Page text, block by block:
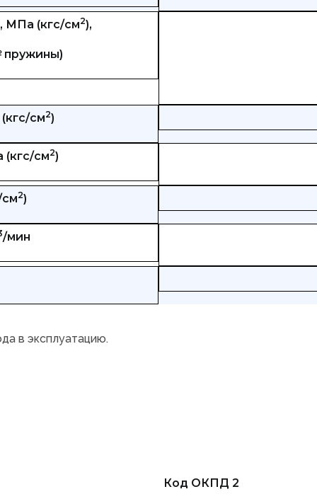
МПа (кгс/см2),
пружины)
см2)
см2)
2)
/мин
в эксплуатацию.
Код ОКПД 2